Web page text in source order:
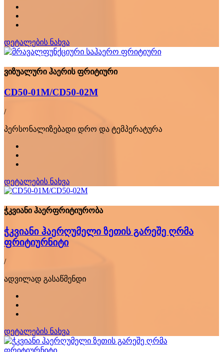
დეტალების ნახვა
ვიზუალური ჰაერის ფრიტიური
CD50-01M/CD50-02M
/
პერსონალიზებადი დრო და ტემპერატურა
დეტალების ნახვა
ჭკვიანი ჰაერფრიტიურობა
ჭკვიანი ჰაერღუმელი ზეთის გარეშე ღრმა
ფრიტიურნიტი
/
ადვილად გასაწმენდი
დეტალების ნახვა